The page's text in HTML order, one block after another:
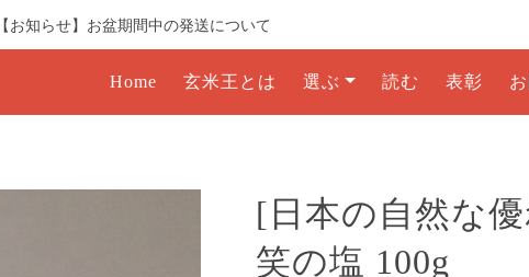
【お知らせ】お盆期間中の発送について
Home 玄米王とは 選ぶ 読む 表彰
[日本の自然な
笑の塩 100g